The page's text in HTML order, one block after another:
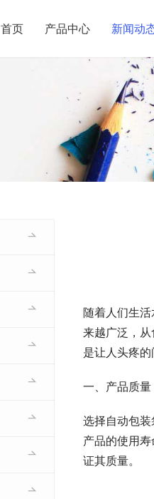
首页 产品中心 新闻动
随着人们生
来越广泛，
是让人头疼
一、产品质量
选择自动包
产品的使用
证其质量。